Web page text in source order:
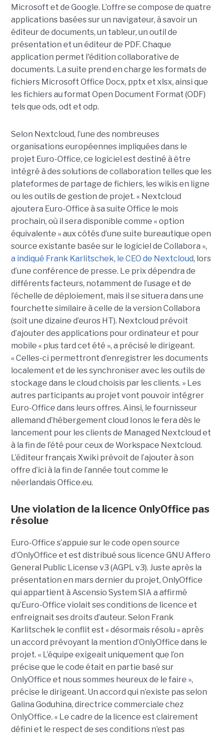
Microsoft et de Google. L’offre se compose de quatre
applications basées sur un navigateur, à savoir un
éditeur de documents, un tableur, un outil de
présentation et un éditeur de PDF. Chaque
application permet l'édition collaborative de
documents. La suite prend en charge les formats de
fichiers Microsoft Office Docx, pptx et xlsx, ainsi que
les fichiers au format Open Document Format (ODF)
tels que ods, odt et odp.
Selon Nextcloud, l’une des nombreuses
organisations européennes impliquées dans le
projet Euro-Office, ce logiciel est destiné à être
intégré à des solutions de collaboration telles que les
plateformes de partage de fichiers, les wikis en ligne
ou les outils de gestion de projet. « Nextcloud
ajoutera Euro-Office à sa suite Office le mois
prochain, où il sera disponible comme « option
équivalente » aux côtés d’une suite bureautique open
source existante basée sur le logiciel de Collabora »,
a indiqué Frank Karlitschek, le CEO de Nextcloud, lors
d’une conférence de presse. Le prix dépendra de
différents facteurs, notamment de l’usage et de
l’échelle de déploiement, mais il se situera dans une
fourchette similaire à celle de la version Collabora
(soit une dizaine d’euros HT). Nextcloud prévoit
d’ajouter des applications pour ordinateur et pour
mobile « plus tard cet été », a précisé le dirigeant.
« Celles-ci permettront d’enregistrer les documents
localement et de les synchroniser avec les outils de
stockage dans le cloud choisis par les clients. » Les
autres participants au projet vont pouvoir intégrer
Euro-Office dans leurs offres. Ainsi, le fournisseur
allemand d’hébergement cloud Ionos le fera dès le
lancement pour les clients de Managed Nextcloud et
à la fin de l’été pour ceux de Workspace Nextcloud.
L’éditeur français Xwiki prévoit de l’ajouter à son
offre d’ici à la fin de l’année tout comme le
néerlandais Office.eu.
Une violation de la licence OnlyOffice pas
résolue
Euro-Office s’appuie sur le code open source
d’OnlyOffice et est distribué sous licence GNU Affero
General Public License v3 (AGPL v3). Juste après la
présentation en mars dernier du projet, OnlyOffice
qui appartient à Ascensio System SIA a affirmé
qu’Euro-Office violait ses conditions de licence et
enfreignait ses droits d’auteur. Selon Frank
Karlitschek le conflit est « désormais résolu » après
un accord prévoyant la mention d’OnlyOffice dans le
projet. « L’équipe exigeait uniquement que l’on
précise que le code était en partie basé sur
OnlyOffice et nous sommes heureux de le faire »,
précise le dirigeant. Un accord qui n’existe pas selon
Galina Goduhina, directrice commerciale chez
OnlyOffice. « Le cadre de la licence est clairement
défini et le respect de ses conditions n’est pas